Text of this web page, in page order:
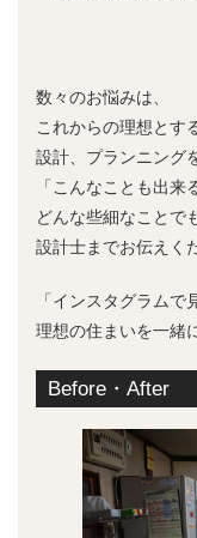
数々のお悩みは、
これからの理想とす
設計、プランニング
「こんなことも出
どんな些細なことで
設計士までお伝えく
「インスタグラムで
理想の住まいを一緒
Before・After